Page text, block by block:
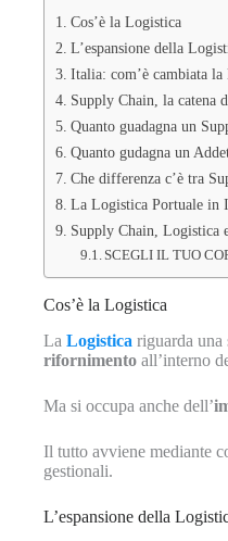
Cos’è la Logistica
L’espansione della
Italia: com’è cambiata
Supply Chain, la catena
Quanto guadagna un
Quanto gudagna un
Che differenza c’è tra
La Logistica Portuale in
Supply Chain, Logistica
SCEGLI IL TUO
Cos’è la Logistica
La Logistica riguarda una
rifornimento all’interno
Ma si occupa anche dell’
Il tutto avviene mediante
gestionali.
L’espansione della